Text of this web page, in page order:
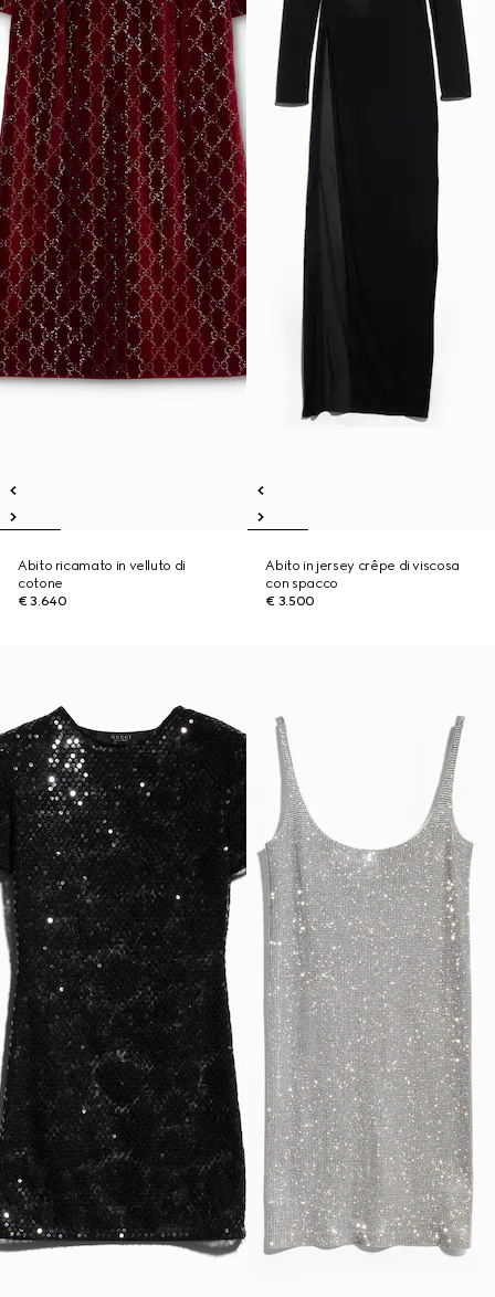
Abito ricamato in velluto di
cotone
€ 3.640
Abito in jersey crêpe di viscosa
con spacco
€ 3.500